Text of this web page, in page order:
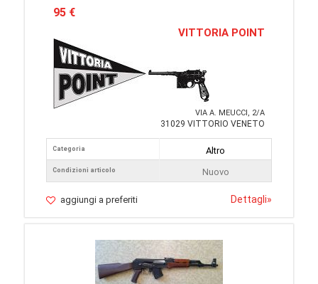
95 €
VITTORIA POINT
VIA A. MEUCCI, 2/A
31029 VITTORIO VENETO
Categoria
Condizioni articolo
Altro
Nuovo
aggiungi a preferiti Dettagli»